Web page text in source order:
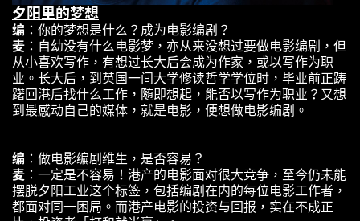
夕阳里的梦想
编 ：你的梦想是什么？成为电影编剧？
麦 ：自幼没有什么电影梦，亦从来没想过要做电影编剧，但
从小喜欢写作，有想过长大后会成为作家，或以写作为职
业。长大后，到英国一间大学修读哲学学位时，毕业前正踌
躇回港后找什么工作，随即想起，能否以写作为职业？又想
到最感动自己的媒体，就是电影，便想做电影编剧。
编 ：做电影编剧维生，是否容易？
麦 ：一定是不容易！港产的电影面对很大竞争，至今仍未能
摆脱夕阳工业这个标签，包括编剧在内的每位电影工作者，
都面对同一困局。而港产电影的投资与回报，实在不成正